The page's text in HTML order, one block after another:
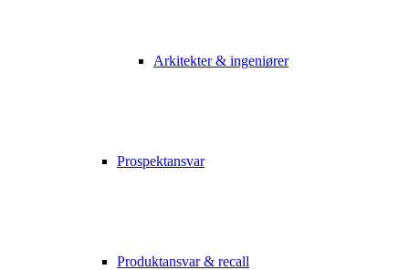
Arkitekter & ingeniører
Prospektansvar
Produktansvar & recall